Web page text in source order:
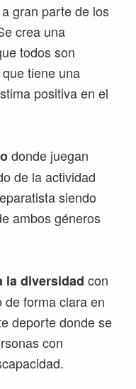
gran parte de los
crea una
todos son
tiene una
positiva en el
donde juegan
de la actividad
siendo
ambos géneros
la diversidad con
de forma clara en
deporte donde se
con